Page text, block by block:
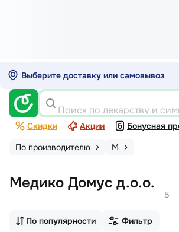
Выберите доставку или самовывоз
Поиск по лекарству и
Скидки Акции Бонусная
По производителю
М
Медико Домус д.о.о.
5
По популярности Фильтр